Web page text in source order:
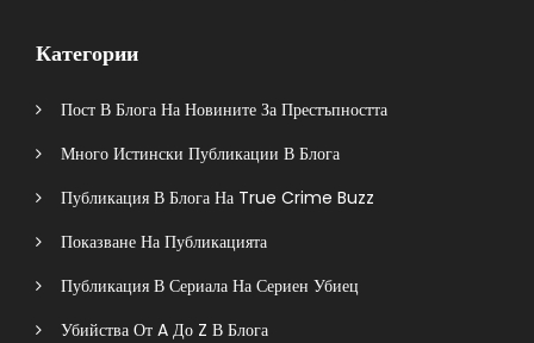
Категории
Пост В Блога На Новините За Престъпността
Много Истински Публикации В Блога
Публикация В Блога На True Crime Buzz
Показване На Публикацията
Публикация В Сериала На Сериен Убиец
Убийства От A До Z В Блога